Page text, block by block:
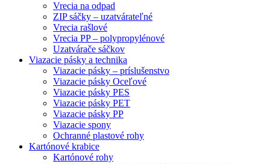
Vrecia na odpad
ZIP sáčky – uzatvárateľné
Vrecia rašlové
Vrecia PP – polypropylénové
Uzatvárače sáčkov
Viazacie pásky a technika
Viazacie pásky – príslušenstvo
Viazacie pásky Oceľové
Viazacie pásky PES
Viazacie pásky PET
Viazacie pásky PP
Viazacie spony
Ochranné plastové rohy
Kartónové krabice
Kartónové rohy